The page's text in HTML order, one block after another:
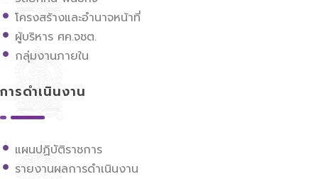
โครงสร้างและอำนาจหน้าที่
ผู้บริหาร ศค.จชต.
กลุ่มงานภายใน
การดำเนินงาน
แผนปฏิบัติราชการ
รายงานผลการดำเนินงาน